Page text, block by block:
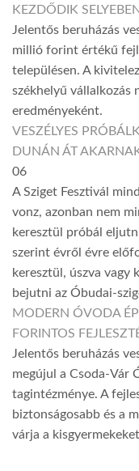
KEZDŐDIK SELYEBEN
Jelentős beruházás
millió forint értékű
településen. A
székhelyű vállalkozás
eredményeként.
VESZÉLYES
DUNÁN ÁT
06
A Sziget Fesztivál
vonz, azonban nem
keresztül próbál
szerint évről évre
keresztül, úszva vagy
bejutni az Óbudai-
MODERN ÓVODA
FORINTOS
Jelentős beruházás
megújul a Csoda-Vár
tagintézménye. A
biztonságosabb és a
várja a